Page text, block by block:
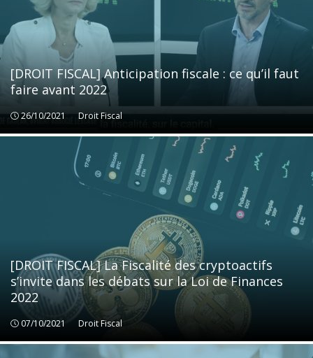
[DROIT FISCAL] Anticipation fiscale : ce qu’il faut
faire avant 2022
26/10/2021 Droit Fiscal
Droit Fiscal
[DROIT FISCAL] La Fiscalité des cryptoactifs
s’invite dans les débats sur la Loi de Finances
2022
07/10/2021 Droit Fiscal
Droit Fiscal